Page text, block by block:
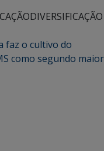
DIVERSIFICAÇÃO
faz o cultivo do
como segundo maior